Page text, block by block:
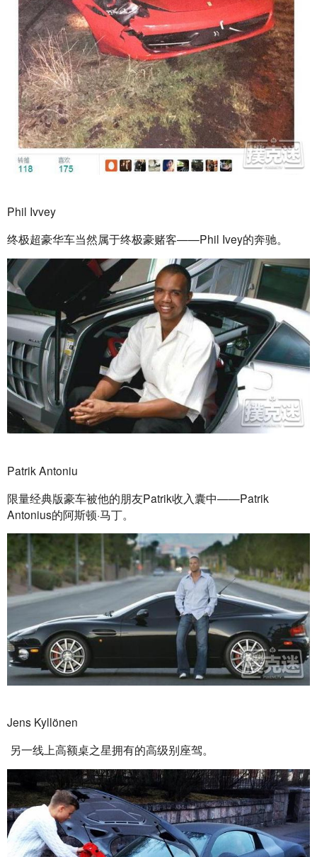
Phil Ivvey
终极超豪华车当然属于终极豪赌客——Phil Ivey的奔驰。
Patrik Antoniu
限量经典版豪车被他的朋友Patrik收入囊中——Patrik
Antonius的阿斯顿·马丁。
Jens Kyllönen
另一线上高额桌之星拥有的高级别座驾。